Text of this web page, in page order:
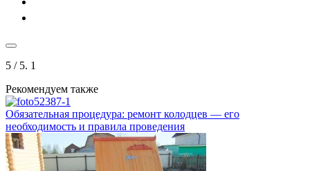
5 / 5. 1
Рекомендуем также
Обязательная процедура: ремонт колодцев — его
необходимость и правила проведения